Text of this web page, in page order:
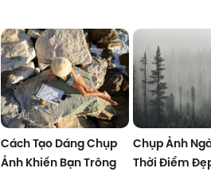
Cách Tạo Dáng Chụp
Ảnh Khiến Bạn Trông
Chụp Ảnh
Thời Điểm